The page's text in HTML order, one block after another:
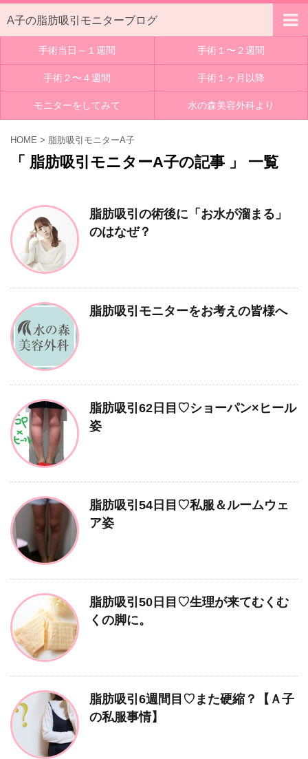
A子の脂肪吸引モニターブログ
手術当日～１週間 手術１〜２週間
手術２〜４週間 手術１ヶ月以降
モニターをしてみて 水の森美容外科より
HOME > 脂肪吸引モニターA子
「 脂肪吸引モニターA子の記事 」 一覧
脂肪吸引の術後に「お水が溜まる」
のはなぜ？
脂肪吸引モニターをお考えの皆様へ
脂肪吸引62日目♡ショーパン×ヒール
姿
脂肪吸引54日目♡私服＆ルームウェ
ア姿
脂肪吸引50日目♡生理が来てむくむ
くの脚に。
脂肪吸引6週間目♡また硬縮？【Ａ子
の私服事情】